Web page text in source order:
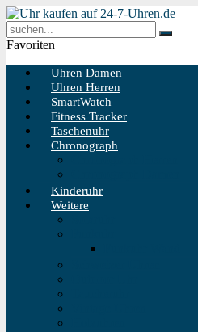
Favoriten
Uhren Damen
Uhren Herren
SmartWatch
Fitness Tracker
Taschenuhr
Chronograph
Kinderuhr
Weitere